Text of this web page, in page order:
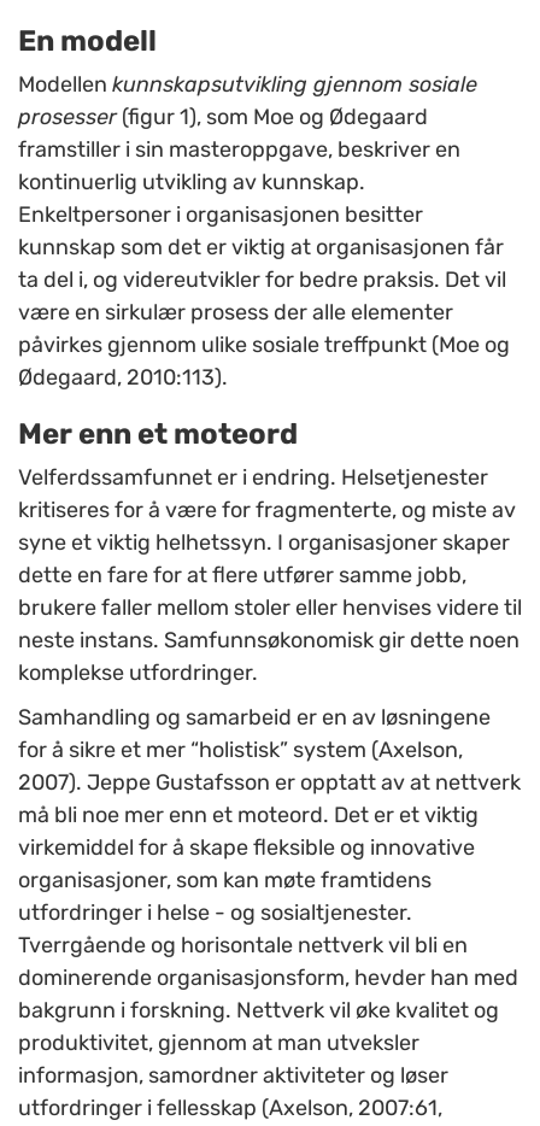
En modell
Modellen kunnskapsutvikling gjennom sosiale
prosesser(figur 1), som Moe og Ødegaard
framstiller i sin masteroppgave, beskriver en
kontinuerlig utvikling av kunnskap.
Enkeltpersoner i organisasjonen besitter
kunnskap som det er viktig at organisasjonen får
ta del i, og videreutvikler for bedre praksis. Det vil
være en sirkulær prosess der alle elementer
påvirkes gjennom ulike sosiale treffpunkt (Moe og
Ødegaard, 2010:113).
Mer enn et moteord
Velferdssamfunnet er i endring. Helsetjenester
kritiseres for å være for fragmenterte, og miste av
syne et viktig helhetssyn. I organisasjoner skaper
dette en fare for at flere utfører samme jobb,
brukere faller mellom stoler eller henvises videre til
neste instans. Samfunnsøkonomisk gir dette noen
komplekse utfordringer.
Samhandling og samarbeid er en av løsningene
for å sikre et mer “holistisk” system (Axelson,
2007). Jeppe Gustafsson er opptatt av at nettverk
må bli noe mer enn et moteord. Det er et viktig
virkemiddel for å skape fleksible og innovative
organisasjoner, som kan møte framtidens
utfordringer i helse - og sosialtjenester.
Tverrgående og horisontale nettverk vil bli en
dominerende organisasjonsform, hevder han med
bakgrunn i forskning. Nettverk vil øke kvalitet og
produktivitet, gjennom at man utveksler
informasjon, samordner aktiviteter og løser
utfordringer i fellesskap (Axelson, 2007:61,